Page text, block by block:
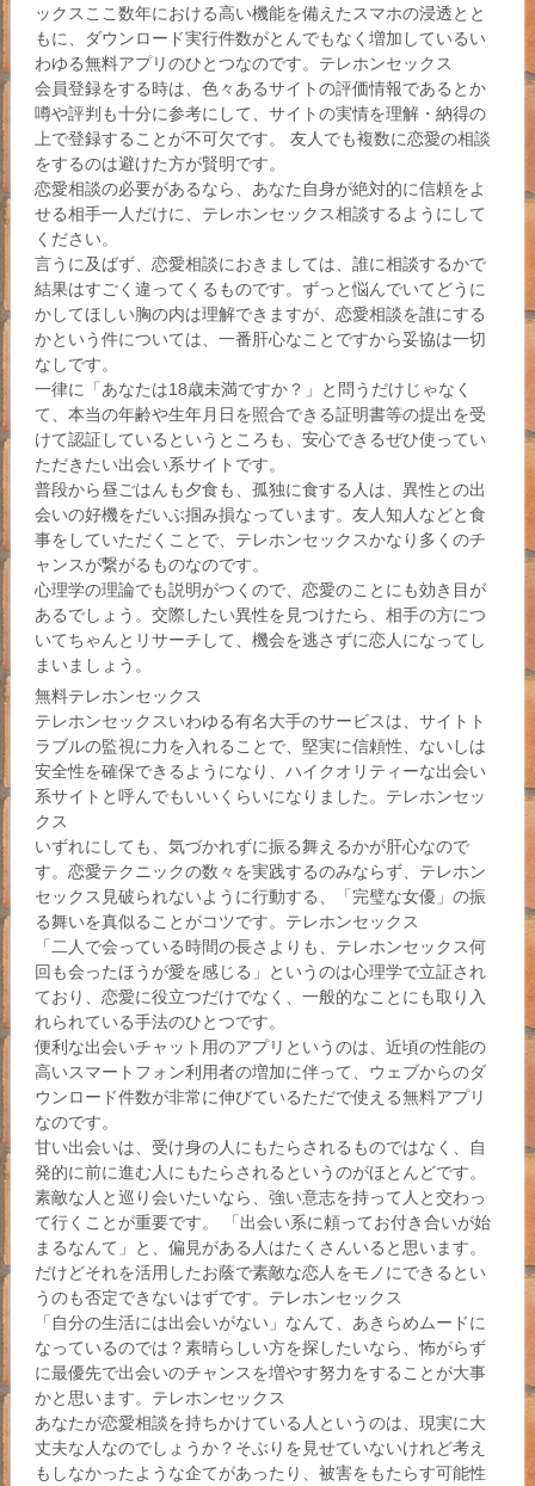
ックスここ数年における高い機能を備えたスマホの浸透とと
もに、ダウンロード実行件数がとんでもなく増加しているい
わゆる無料アプリのひとつなのです。テレホンセックス
会員登録をする時は、色々あるサイトの評価情報であるとか
噂や評判も十分に参考にして、サイトの実情を理解・納得の
上で登録することが不可欠です。 友人でも複数に恋愛の相談
をするのは避けた方が賢明です。
恋愛相談の必要があるなら、あなた自身が絶対的に信頼をよ
せる相手一人だけに、テレホンセックス相談するようにして
ください。
言うに及ばず、恋愛相談におきましては、誰に相談するかで
結果はすごく違ってくるものです。ずっと悩んでいてどうに
かしてほしい胸の内は理解できますが、恋愛相談を誰にする
かという件については、一番肝心なことですから妥協は一切
なしです。
一律に「あなたは18歳未満ですか？」と問うだけじゃなく
て、本当の年齢や生年月日を照合できる証明書等の提出を受
けて認証しているというところも、安心できるぜひ使ってい
ただきたい出会い系サイトです。
普段から昼ごはんも夕食も、孤独に食する人は、異性との出
会いの好機をだいぶ掴み損なっています。友人知人などと食
事をしていただくことで、テレホンセックスかなり多くのチ
ャンスが繋がるものなのです。
心理学の理論でも説明がつくので、恋愛のことにも効き目が
あるでしょう。交際したい異性を見つけたら、相手の方につ
いてちゃんとリサーチして、機会を逃さずに恋人になってし
まいましょう。
無料テレホンセックス
テレホンセックスいわゆる有名大手のサービスは、サイトト
ラブルの監視に力を入れることで、堅実に信頼性、ないしは
安全性を確保できるようになり、ハイクオリティーな出会い
系サイトと呼んでもいいくらいになりました。テレホンセッ
クス
いずれにしても、気づかれずに振る舞えるかが肝心なので
す。恋愛テクニックの数々を実践するのみならず、テレホン
セックス見破られないように行動する、「完璧な女優」の振
る舞いを真似ることがコツです。テレホンセックス
「二人で会っている時間の長さよりも、テレホンセックス何
回も会ったほうが愛を感じる」というのは心理学で立証され
ており、恋愛に役立つだけでなく、一般的なことにも取り入
れられている手法のひとつです。
便利な出会いチャット用のアプリというのは、近頃の性能の
高いスマートフォン利用者の増加に伴って、ウェブからのダ
ウンロード件数が非常に伸びているただで使える無料アプリ
なのです。
甘い出会いは、受け身の人にもたらされるものではなく、自
発的に前に進む人にもたらされるというのがほとんどです。
素敵な人と巡り会いたいなら、強い意志を持って人と交わっ
て行くことが重要です。 「出会い系に頼ってお付き合いが始
まるなんて」と、偏見がある人はたくさんいると思います。
だけどそれを活用したお蔭で素敵な恋人をモノにできるとい
うのも否定できないはずです。テレホンセックス
「自分の生活には出会いがない」なんて、あきらめムードに
なっているのでは？素晴らしい方を探したいなら、怖がらず
に最優先で出会いのチャンスを増やす努力をすることが大事
かと思います。テレホンセックス
あなたが恋愛相談を持ちかけている人というのは、現実に大
丈夫な人なのでしょうか？そぶりを見せていないけれど考え
もしなかったような企てがあったり、被害をもたらす可能性